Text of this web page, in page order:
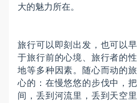
大的魅力所在。
旅行可以即刻出发，也可以
于旅行前的心境、旅行者的
地等多种因素。随心而动的
心的：在慢悠悠的步伐中，
间，丢到河流里，丢到天空